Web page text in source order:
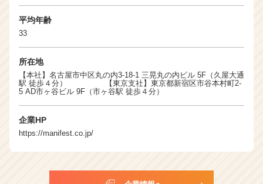
平均年齢
33
所在地
【本社】名古屋市中区丸の内3-18-1 三晃丸の内ビル 5F（久屋大通
駅 徒歩４分） 【東京支社】東京都新宿区市谷本村町2-
5 AD市ヶ谷ビル 9F（市ヶ谷駅 徒歩４分）
企業HP
https://manifest.co.jp/